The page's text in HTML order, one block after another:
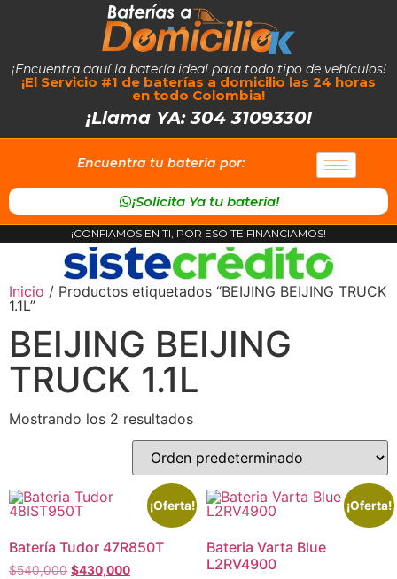
¡Encuentra aquí la batería ideal para todo tipo de vehículos!
¡El Servicio #1 de baterías a domicilio las 24 horas
en todo Colombia!
¡Llama YA: 304 3109330!
Encuentra tu bateria por:
¡Solicita Ya tu bateria!
¡CONFIAMOS EN TI, POR ESO TE FINANCIAMOS!
Inicio / Productos etiquetados “BEIJING BEIJING TRUCK
1.1L”
BEIJING BEIJING
TRUCK 1.1L
Mostrando los 2 resultados
¡Oferta!
Batería Tudor 47R850T
$540,000 $430,000
¡Oferta!
Bateria Varta Blue
L2RV4900